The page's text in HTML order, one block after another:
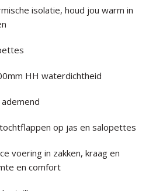
isolatie, houd jou warm in
HH waterdichtheid
op jas en salopettes
voering in zakken, kraag en
en comfort